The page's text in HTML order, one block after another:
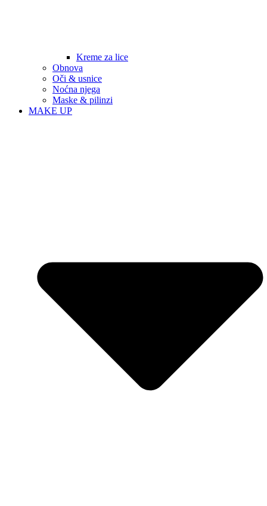
Kreme za lice
Obnova
Oči & usnice
Noćna njega
Maske & pilinzi
MAKE UP